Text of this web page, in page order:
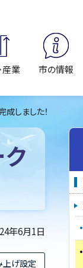
産業 市の情報
しました！
年6月1日
上げ設定